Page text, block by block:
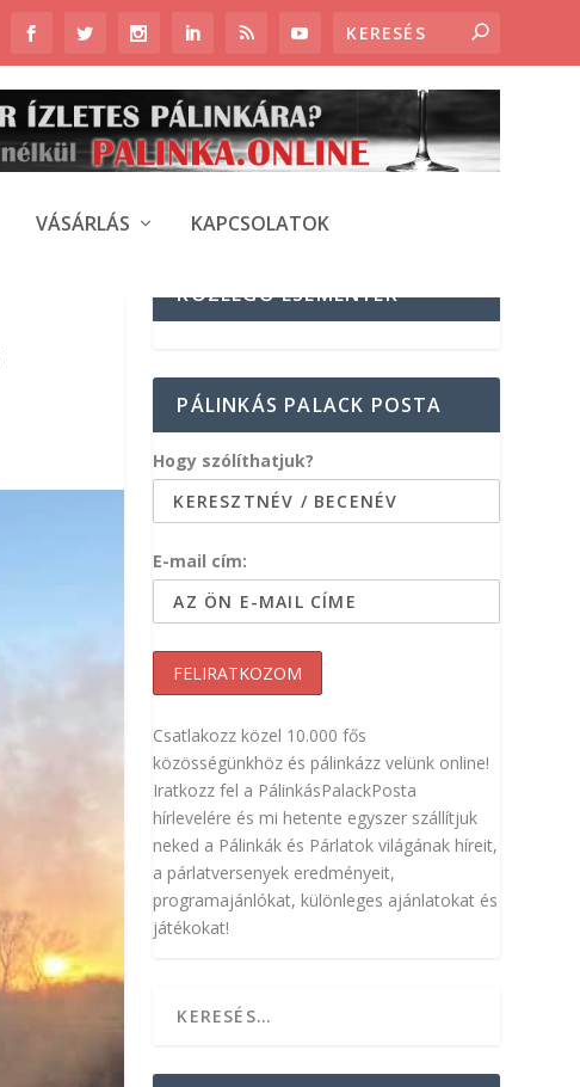
VÁSÁRLÁS KAPCSOLATOK
KÖZELGŐ ESEMÉNYEK
PÁLINKÁS PALACK POSTA
Hogy szólíthatjuk?
E-mail cím:
Csatlakozz közel 10.000 fős
közösségünkhöz és pálinkázz velünk online!
Iratkozz fel a PálinkásPalackPosta
hírlevelére és mi hetente egyszer szállítjuk
neked a Pálinkák és Párlatok világának híreit,
a párlatversenyek eredményeit,
programajánlókat, különleges ajánlatokat és
játékokat!